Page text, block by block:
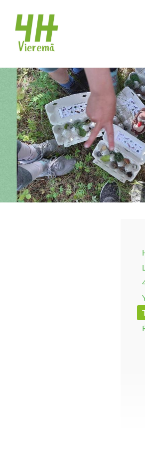
Siirry
sivun
sisältöön
Vieremän 4H-yhdistys